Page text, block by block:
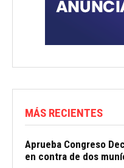
MÁS RECIENTES
Aprueba Congreso
en contra de dos